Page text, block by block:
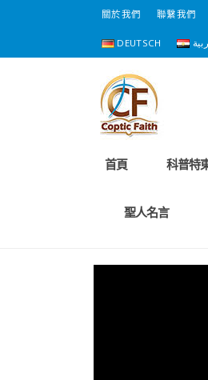
關於我們 聯繫我們
DEUTSCH
首頁 科普特
聖人名言